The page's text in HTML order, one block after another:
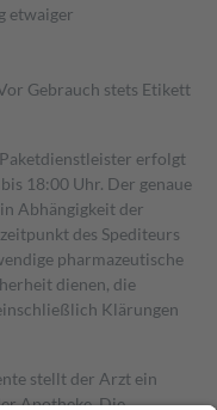
etwaiger
Gebrauch stets Etikett
erfolgt
18:00 Uhr. Der genaue
Abhängigkeit der
des Spediteurs
pharmazeutische
dienen, die
Klärungen
stellt der Arzt ein
Apotheke. Die